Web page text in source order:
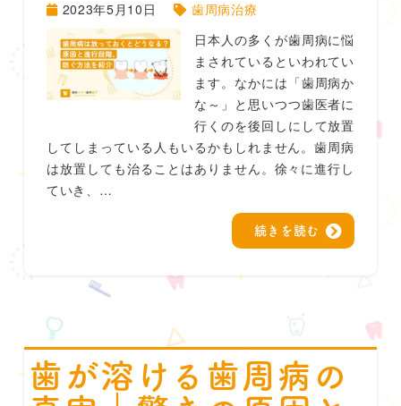
2023年5月10日
歯周病治療
日本人の多くが歯周病に悩
まされているといわれてい
ます。なかには「歯周病か
な～」と思いつつ歯医者に
行くのを後回しにして放置
してしまっている人もいるかもしれません。歯周病
は放置しても治ることはありません。徐々に進行し
ていき、…
続きを読む
歯が溶ける歯周病の